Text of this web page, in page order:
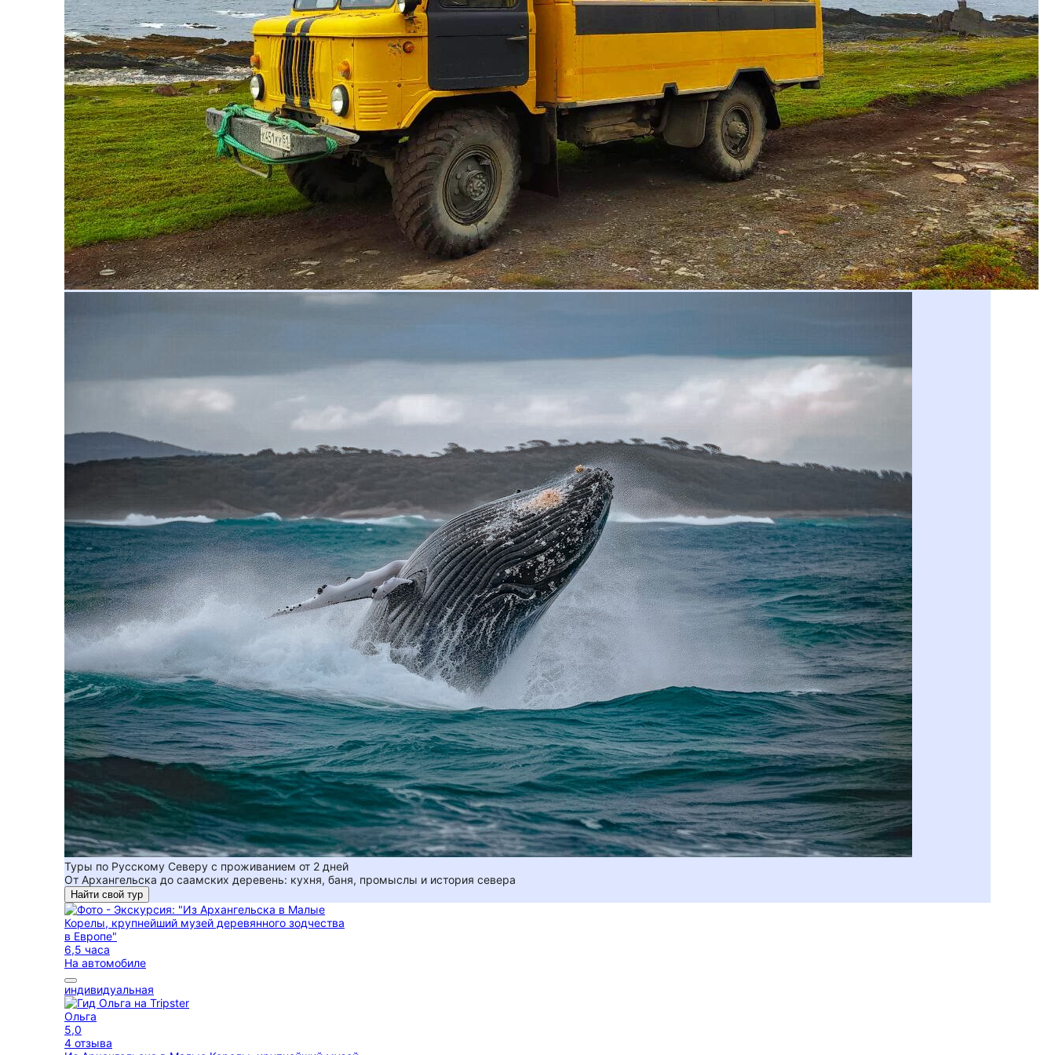
Туры по Русскому Северу с проживанием от 2 дней
От Архангельска до саамских деревень: кухня, баня, промыслы и история севера
Найти свой тур
6,5 часа
На автомобиле
индивидуальная
Ольга
5,0
4 отзыва